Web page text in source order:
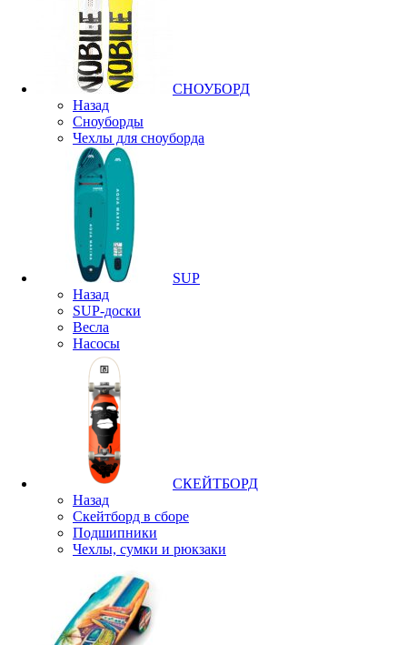
СНОУБОРД
Назад
Сноуборды
Чехлы для сноуборда
SUP
Назад
SUP-доски
Весла
Насосы
СКЕЙТБОРД
Назад
Скейтборд в сборе
Подшипники
Чехлы, сумки и рюкзаки